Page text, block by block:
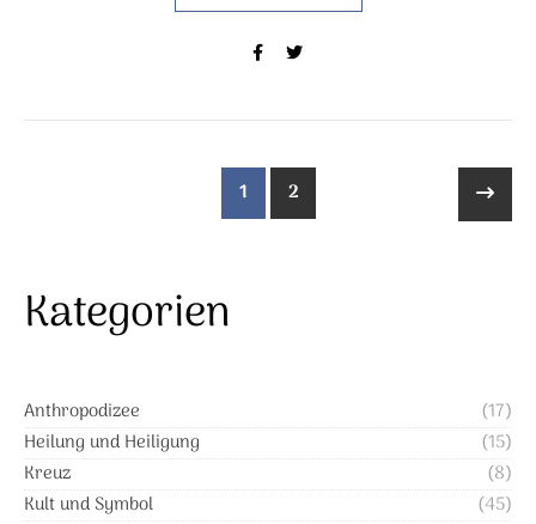
1 2
Kategorien
Anthropodizee
(17)
Heilung und Heiligung
(15)
Kreuz
(8)
Kult und Symbol
(45)